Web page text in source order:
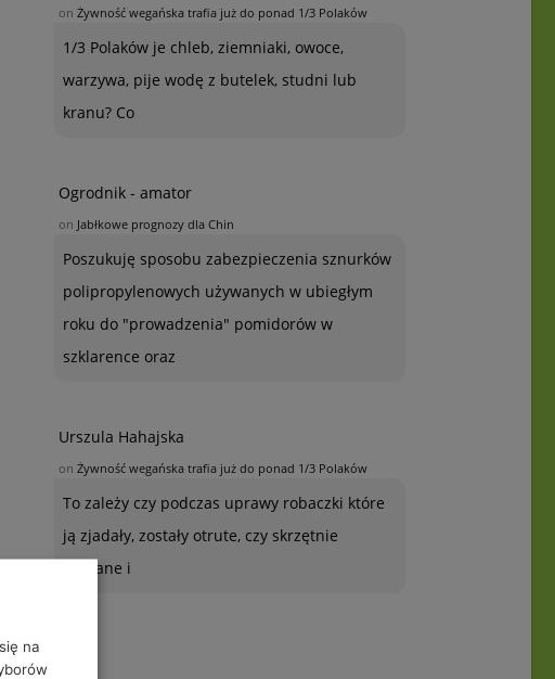
on Żywność wegańska trafia już do ponad 1/3 Polaków
1/3 Polaków je chleb, ziemniaki, owoce,
warzywa, pije wodę z butelek, studni lub
kranu? Co
Ogrodnik - amator
on Jabłkowe prognozy dla Chin
Poszukuję sposobu zabezpieczenia sznurków
polipropylenowych używanych w ubiegłym
roku do "prowadzenia" pomidorów w
szklarence oraz
Urszula Hahajska
on Żywność wegańska trafia już do ponad 1/3 Polaków
To zależy czy podczas uprawy robaczki które
ją zjadały, zostały otrute, czy skrzętnie
zebrane i
na